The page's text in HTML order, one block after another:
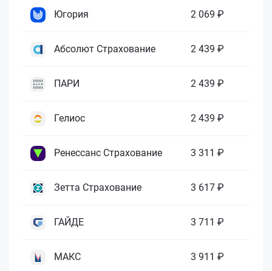
Югория 2 069 ₽
Абсолют Страхование 2 439 ₽
ПАРИ 2 439 ₽
Гелиос 2 439 ₽
Ренессанс Страхование 3 311 ₽
Зетта Страхование 3 617 ₽
ГАЙДЕ 3 711 ₽
МАКС 3 911 ₽